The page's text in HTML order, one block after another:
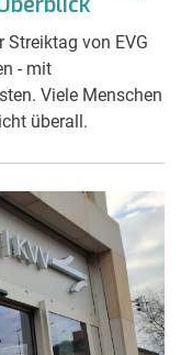
Streiktag von EVG
- mit
Viele Menschen
überall.